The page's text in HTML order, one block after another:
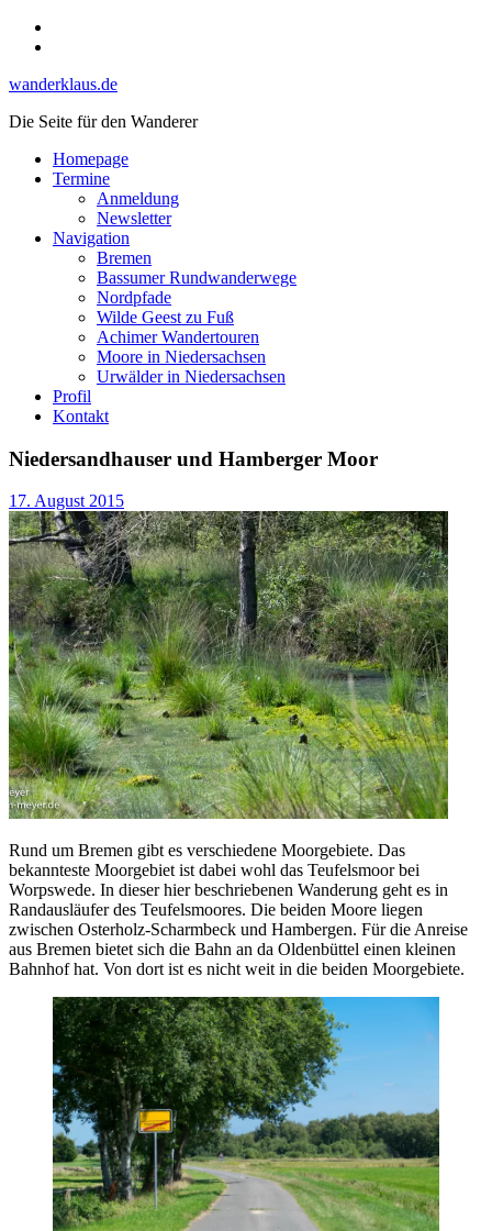
Skip
wanderklaus.de
Die Seite für den Wanderer
Homepage
Termine
Anmeldung
Newsletter
Navigation
Bremen
Bassumer Rundwanderwege
Nordpfade
Wilde Geest zu Fuß
Achimer Wandertouren
Moore in Niedersachsen
Urwälder in Niedersachsen
Profil
Kontakt
Niedersandhauser und Hamberger Moor
17. August 2015
Rund um Bremen gibt es verschiedene Moorgebiete. Das
bekannteste Moorgebiet ist dabei wohl das Teufelsmoor bei
Worpswede. In dieser hier beschriebenen Wanderung geht es in
Randausläufer des Teufelsmoores. Die beiden Moore liegen
zwischen Osterholz-Scharmbeck und Hambergen. Für die Anreise
aus Bremen bietet sich die Bahn an da Oldenbüttel einen kleinen
Bahnhof hat. Von dort ist es nicht weit in die beiden Moorgebiete.